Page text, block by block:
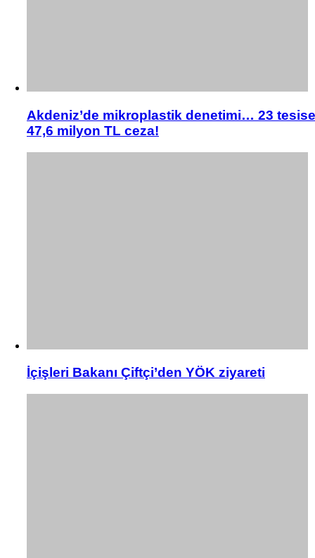
Akdeniz’de mikroplastik denetimi… 23 tesise
47,6 milyon TL ceza!
İçişleri Bakanı Çiftçi’den YÖK ziyareti